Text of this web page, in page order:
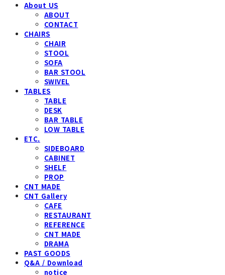
About US
ABOUT
CONTACT
CHAIRS
CHAIR
STOOL
SOFA
BAR STOOL
SWIVEL
TABLES
TABLE
DESK
BAR TABLE
LOW TABLE
ETC.
SIDEBOARD
CABINET
SHELF
PROP
CNT MADE
CNT Gallery
CAFE
RESTAURANT
REFERENCE
CNT MADE
DRAMA
PAST GOODS
Q&A / Download
notice